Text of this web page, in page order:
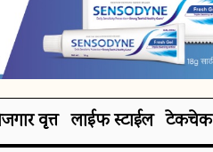
वृत्त लाईफ स्टाईल टेकचेक